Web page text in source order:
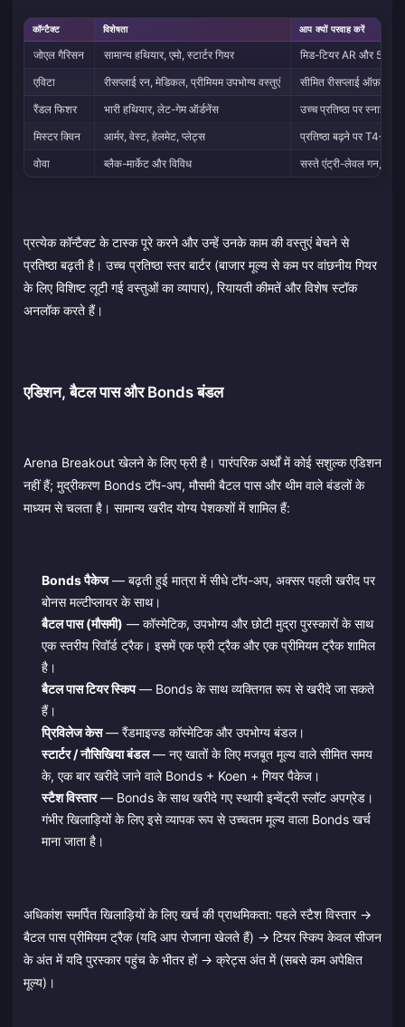
कॉन्टैक्ट विशेषता आप क्यों परवाह करें
जोएल गैरिसन सामान्य हथियार, एमो, स्टार्टर गियर
मिड-टियर AR और 5.56
एविटा
रीसप्लाई रन, मेडिकल, प्रीमियम उपभोग्य वस्तुएं
सीमित रीसप्लाई ऑफ़र और
रैंडल फिशर
भारी हथियार, लेट-गेम ऑर्डनेंस
उच्च प्रतिष्ठा पर
मिस्टर क्विन
आर्मर, वेस्ट, हेलमेट, प्लेट्स
प्रतिष्ठा बढ़ने पर T4–T6
वोवा
ब्लैक-मार्केट और विविध सस्ते एंट्री-लेवल गन,
प्रत्येक कॉन्टैक्ट के टास्क पूरे करने और उन्हें उनके काम की वस्तुएं बेचने से
प्रतिष्ठा बढ़ती है। उच्च प्रतिष्ठा स्तर बार्टर (बाजार मूल्य से कम पर वांछनीय गियर
के लिए विशिष्ट लूटी गई वस्तुओं का व्यापार), रियायती कीमतें और विशेष स्टॉक
अनलॉक करते हैं।
एडिशन, बैटल पास और Bonds बंडल
Arena Breakout खेलने के लिए फ्री है। पारंपरिक अर्थों में कोई सशुल्क एडिशन
नहीं हैं; मुद्रीकरण Bonds टॉप-अप, मौसमी बैटल पास और थीम वाले बंडलों के
माध्यम से चलता है। सामान्य खरीद योग्य पेशकशों में शामिल हैं:
Bonds पैकेज— बढ़ती हुई मात्रा में सीधे टॉप-अप, अक्सर पहली खरीद पर
बोनस मल्टीप्लायर के साथ।
बैटल पास (मौसमी) — कॉस्मेटिक, उपभोग्य और छोटी मुद्रा पुरस्कारों के साथ
एक स्तरीय रिवॉर्ड ट्रैक। इसमें एक फ्री ट्रैक और एक प्रीमियम ट्रैक शामिल
है।
बैटल पास टियर स्किप— Bonds के साथ व्यक्तिगत रूप से खरीदे जा सकते
हैं।
प्रिविलेज केस— रैंडमाइज्ड कॉस्मेटिक और उपभोग्य बंडल।
स्टार्टर / नौसिखिया बंडल— नए खातों के लिए मजबूत मूल्य वाले सीमित समय
के, एक बार खरीदे जाने वाले Bonds + Koen + गियर पैकेज।
स्टैश विस्तार— Bonds के साथ खरीदे गए स्थायी इन्वेंट्री स्लॉट अपग्रेड।
गंभीर खिलाड़ियों के लिए इसे व्यापक रूप से उच्चतम मूल्य वाला Bonds खर्च
माना जाता है।
अधिकांश समर्पित खिलाड़ियों के लिए खर्च की प्राथमिकता: पहले स्टैश विस्तार →
बैटल पास प्रीमियम ट्रैक (यदि आप रोजाना खेलते हैं) → टियर स्किप केवल सीजन
के अंत में यदि पुरस्कार पहुंच के भीतर हों → क्रेट्स अंत में (सबसे कम अपेक्षित
मूल्य)।